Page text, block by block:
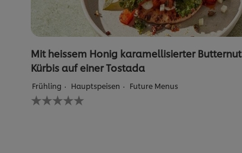
Mit heissem Honig karamellisierter Butternut
Kürbis auf einer Tostada
Frühling Hauptspeisen Future Menus
Keine
Bewertungen